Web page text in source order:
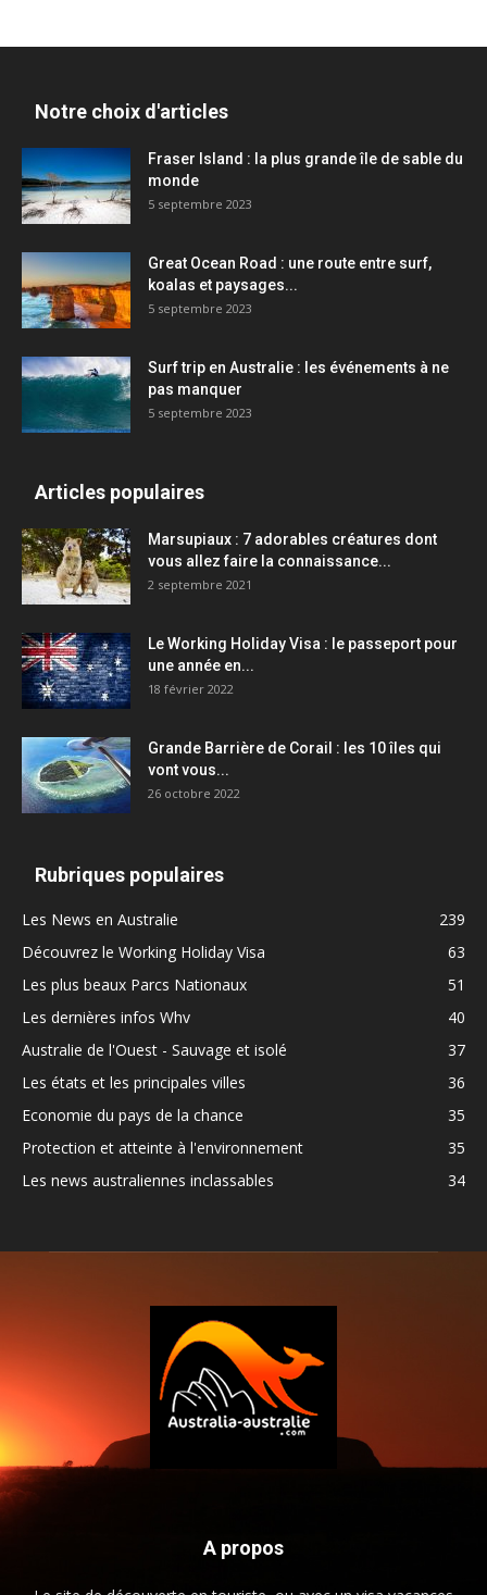
Notre choix d'articles
Fraser Island : la plus grande île de sable du
monde
5 septembre 2023
Great Ocean Road : une route entre surf,
koalas et paysages...
5 septembre 2023
Surf trip en Australie : les événements à ne
pas manquer
5 septembre 2023
Articles populaires
Marsupiaux : 7 adorables créatures dont
vous allez faire la connaissance...
2 septembre 2021
Le Working Holiday Visa : le passeport pour
une année en...
18 février 2022
Grande Barrière de Corail : les 10 îles qui
vont vous...
26 octobre 2022
Rubriques populaires
Les News en Australie
239
Découvrez le Working Holiday Visa
63
Les plus beaux Parcs Nationaux
51
Les dernières infos Whv
40
Australie de l'Ouest - Sauvage et isolé
37
Les états et les principales villes
36
Economie du pays de la chance
35
Protection et atteinte à l'environnement
35
Les news australiennes inclassables
34
A propos